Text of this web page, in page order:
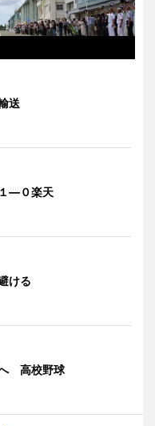
送
―０楽天
ける
高校野球